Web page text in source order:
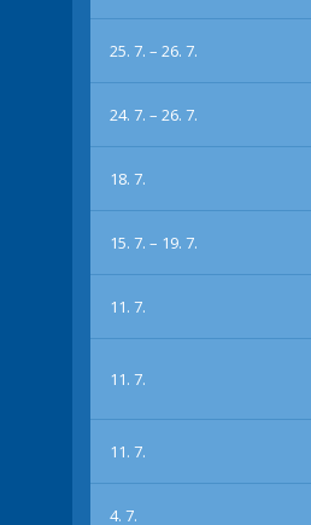
25. 7. – 26. 7.
24. 7. – 26. 7.
18. 7.
15. 7. – 19. 7.
11. 7.
11. 7.
11. 7.
4. 7.